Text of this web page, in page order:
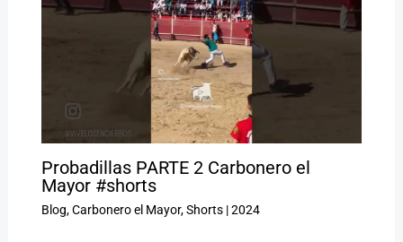
Probadillas PARTE 2 Carbonero el
Mayor #shorts
Blog,Carbonero el Mayor,Shorts|2024